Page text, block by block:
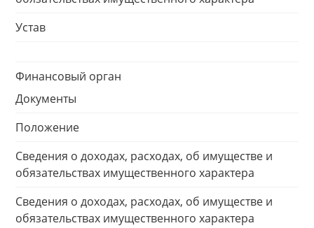
Устав
Финансовый орган
Документы
Положение
Сведения о доходах, расходах, об имуществе и
обязательствах имущественного характера
Сведения о доходах, расходах, об имуществе и
обязательствах имущественного характера